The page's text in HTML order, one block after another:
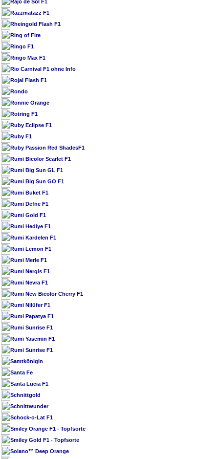
Rajo de Sol F1
Razzmatazz F1
Rheingold Flash F1
Ring of Fire
Ringo F1
Ringo Max F1
Rio Carnival F1 ohne Info
Rojal Flash F1
Rondo
Ronnie Orange
Rotring F1
Ruby Eclipse F1
Ruby F1
Ruby Passion Red ShadesF1
Rumi Bicolor Scarlet F1
Rumi Big Sun GL F1
Rumi Big Sun GO F1
Rumi Buket F1
Rumi Defne F1
Rumi Gold F1
Rumi Hediye F1
Rumi Kardelen F1
Rumi Lemon F1
Rumi Merle F1
Rumi Nergis F1
Rumi Nevra F1
Rumi New Bicolor Cherry F1
Rumi Nilüfer F1
Rumi Papatya F1
Rumi Sunrise F1
Rumi Yasemin F1
Rumi Sunrise F1
Samtkönigin
Santa Fe
Santa Lucia F1
Schnittgold
Schnittwunder
Schock-o-Lat F1
Smiley Orange F1 - Topfsorte
Smiley Gold F1 - Topfsorte
Solano™ Deep Orange